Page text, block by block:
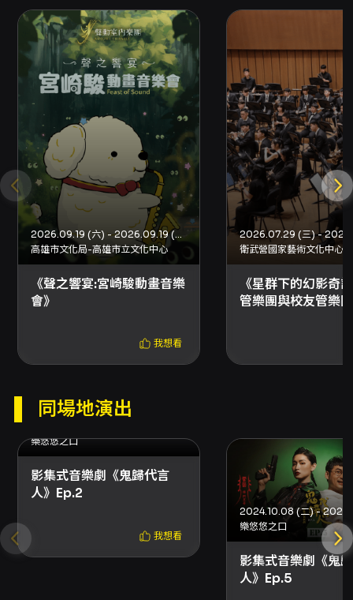
輕鬆卻敏感的方式處理「人如何在不確定中尋找
意義」的普遍議題。節目運用短小精悍的情節與
對話，將個人內心的困惑、希望與懷疑濃縮於占
卜的瞬間，透過角色互動展現出人際間的誤讀與
相互療癒的可能。對於家庭觀眾或年齡6歲以上的
兒童，演出以幽默和可理解的場景切入，降低塔
羅題材的神秘門檻，同時保有成人觀眾對於存在
性問題的反思空間。 從戲劇形式面看，劇場可採
近距離、沉浸或半沉浸式的呈現方式，讓觀眾既
是旁觀者也是被占卜的「客人」，因此演出可能
包含即興回應與觀眾參與元素（節目說明中以抽
牌與解惑為核心動作），突顯表演現場的不可預
測性與當下性。兩個層次的張力——儀式的嚴肅
與演員身份的滑稽錯置——共同推動劇情，促使
觀眾在笑聲中體會到個人與他人敘事如何互相作
用。 就整體觀感而言，觀眾可以期待一場節奏緊
湊、語氣幽默但內含溫度的劇場作品。節目的主
題不僅關乎塔羅本身，而是透過塔羅的象徵語言
愛小劇場、互動式體驗或想看帶有社會心理觀察
的當代戲劇觀眾，本作提供了富有想像力的觀看
短時間內獲得完整故事弧線和情感體驗的觀眾。
總結來說，「塔你個羅!」以簡潔的設定進入複雜
找出路，還是在重新說一個關於自己的故事？這
部作品透過喜劇化的錯置與占卜儀式的象徵性，
提供觀眾一個既可笑又發人深思的場域，適合家
庭與成人觀眾共同觀賞與討論。
展演須知與票務注意事項 - 演出全長：60分鐘。
建議年齡：6歲以上。 購票方式 - 網路購買：支
援信用卡、Apple Pay、Google Pay、ATM轉
2026.09.19 (六) - 2026.09.19 (六)
高雄市文化局-高雄市立文化中心
《聲之響宴:宮崎駿動畫音樂
會》
我想看
衛武營國家藝術文化中心
《星群下的幻影奇
管樂團與校友管樂團
同場地演出
樂悠悠之口
影集式音樂劇《鬼歸代言
人》Ep.2
我想看
樂悠悠之口
影集式音樂劇《鬼
人》Ep.5